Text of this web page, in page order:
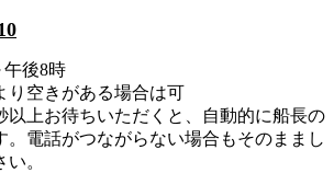
午後8時
り空きがある場合は可
上お待ちいただくと、自動的に船長の
。電話がつながらない場合もそのままし
。